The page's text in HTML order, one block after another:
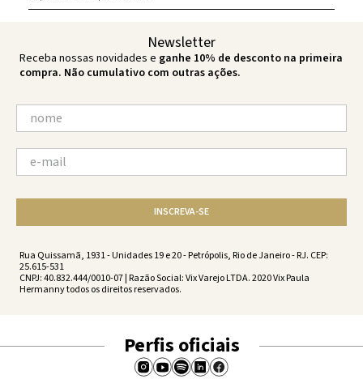
Newsletter
Receba nossas novidades e ganhe 10% de desconto na primeira
compra. Não cumulativo com outras ações.
INSCREVA-SE
Rua Quissamã, 1931 - Unidades 19 e 20 - Petrópolis, Rio de Janeiro - RJ. CEP:
25.615-531
CNPJ: 40.832.444/0010-07 | Razão Social: Vix Varejo LTDA. 2020 Vix Paula
Hermanny todos os direitos reservados.
Perfis oficiais